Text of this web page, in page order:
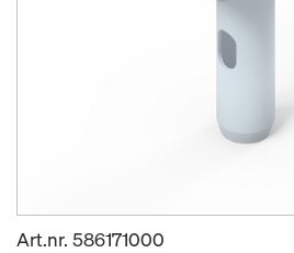
Art.nr. 586171000